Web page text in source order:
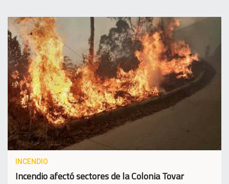
INCENDIO
Incendio afectó sectores de la Colonia Tovar